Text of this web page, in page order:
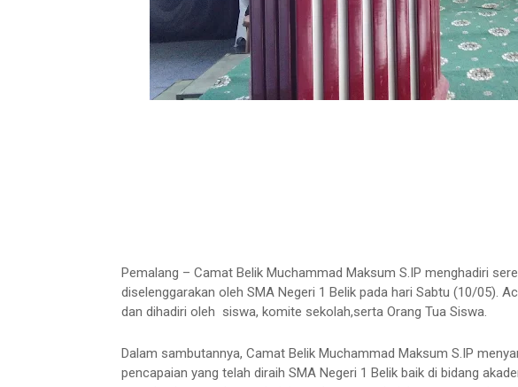
Pemalang – Camat Belik Muchammad Maksum S.IP menghadiri
diselenggarakan oleh SMA Negeri 1 Belik pada hari Sabtu (10/05).
dan dihadiri oleh siswa, komite sekolah,serta Orang Tua Siswa.
Dalam sambutannya, Camat Belik Muchammad Maksum S.IP
pencapaian yang telah diraih SMA Negeri 1 Belik baik di bidang